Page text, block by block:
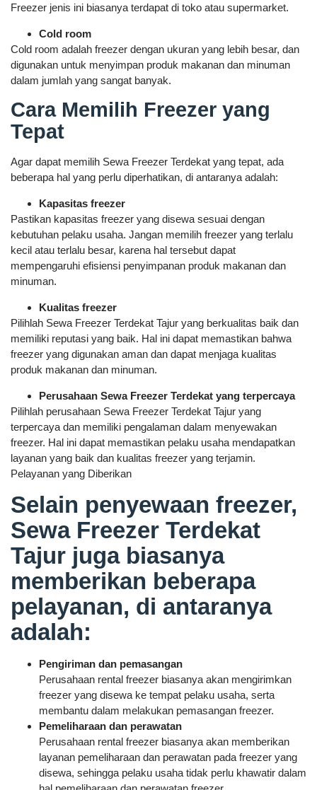
Freezer jenis ini biasanya terdapat di toko atau supermarket.
Cold room
Cold room adalah freezer dengan ukuran yang lebih besar, dan
digunakan untuk menyimpan produk makanan dan minuman
dalam jumlah yang sangat banyak.
Cara Memilih Freezer yang
Tepat
Agar dapat memilih Sewa Freezer Terdekat yang tepat, ada
beberapa hal yang perlu diperhatikan, di antaranya adalah:
Kapasitas freezer
Pastikan kapasitas freezer yang disewa sesuai dengan
kebutuhan pelaku usaha. Jangan memilih freezer yang terlalu
kecil atau terlalu besar, karena hal tersebut dapat
mempengaruhi efisiensi penyimpanan produk makanan dan
minuman.
Kualitas freezer
Pilihlah Sewa Freezer Terdekat Tajur yang berkualitas baik dan
memiliki reputasi yang baik. Hal ini dapat memastikan bahwa
freezer yang digunakan aman dan dapat menjaga kualitas
produk makanan dan minuman.
Perusahaan Sewa Freezer Terdekat yang terpercaya
Pilihlah perusahaan Sewa Freezer Terdekat Tajur yang
terpercaya dan memiliki pengalaman dalam menyewakan
freezer. Hal ini dapat memastikan pelaku usaha mendapatkan
layanan yang baik dan kualitas freezer yang terjamin.
Pelayanan yang Diberikan
Selain penyewaan freezer,
Sewa Freezer Terdekat
Tajur juga biasanya
memberikan beberapa
pelayanan, di antaranya
adalah:
Pengiriman dan pemasangan
Perusahaan rental freezer biasanya akan mengirimkan
freezer yang disewa ke tempat pelaku usaha, serta
membantu dalam melakukan pemasangan freezer.
Pemeliharaan dan perawatan
Perusahaan rental freezer biasanya akan memberikan
layanan pemeliharaan dan perawatan pada freezer yang
disewa, sehingga pelaku usaha tidak perlu khawatir dalam